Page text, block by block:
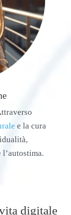
e la cura
l’autostima.
digitale